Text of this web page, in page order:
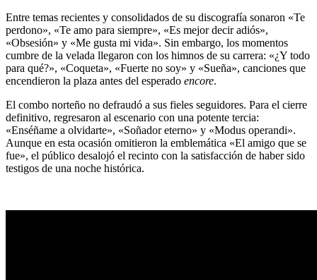
Entre temas recientes y consolidados de su discografía sonaron «Te
perdono», «Te amo para siempre», «Es mejor decir adiós»,
«Obsesión» y «Me gusta mi vida». Sin embargo, los momentos
cumbre de la velada llegaron con los himnos de su carrera: «¿Y todo
para qué?», «Coqueta», «Fuerte no soy» y «Sueña», canciones que
encendieron la plaza antes del esperado encore.
El combo norteño no defraudó a sus fieles seguidores. Para el cierre
definitivo, regresaron al escenario con una potente tercia:
«Enséñame a olvidarte», «Soñador eterno» y «Modus operandi».
Aunque en esta ocasión omitieron la emblemática «El amigo que se
fue», el público desalojó el recinto con la satisfacción de haber sido
testigos de una noche histórica.